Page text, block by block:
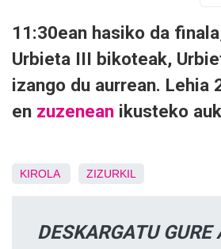
11:30ean hasiko da
Urbieta III bikoteak,
izango du aurrean. Lehia
en zuzenean ikusteko
KIROLA ZIZURKIL
DESKARGATU GURE